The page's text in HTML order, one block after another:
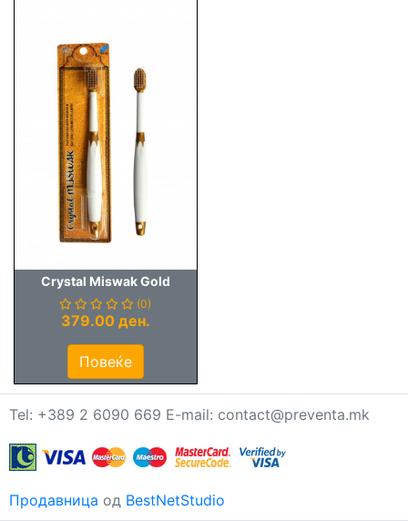
Crystal Miswak Gold
(0)
379.00 ден.
Повеќе
Tel: +389 2 6090 669 E-mail: contact@preventa.mk
Продавница од BestNetStudio